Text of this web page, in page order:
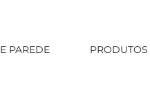
PAREDE PRODUTOS